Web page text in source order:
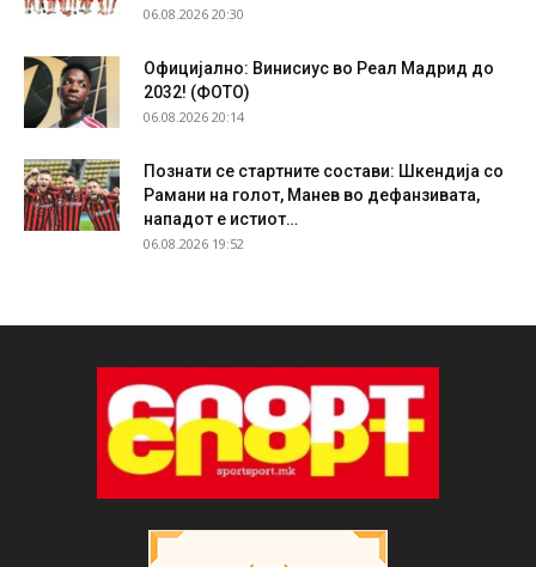
06.08.2026 20:30
Официјално: Винисиус во Реал Мадрид до
2032! (ФОТО)
06.08.2026 20:14
Познати се стартните состави: Шкендија со
Рамани на голот, Манев во дефанзивата,
нападот е истиот…
06.08.2026 19:52